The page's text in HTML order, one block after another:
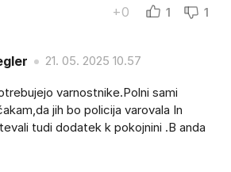
+0 1 1
21. 05. 2025 10.57
varnostnike.Polni sami
jih bo policija varovala In
tudi dodatek k pokojnini .B anda